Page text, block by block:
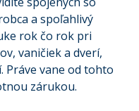
a spoľahlivý
rok čo rok pri
vaničiek a dverí,
Práve vane od tohto
zárukou.